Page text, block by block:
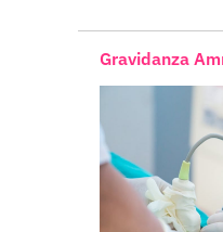
Gravidanza